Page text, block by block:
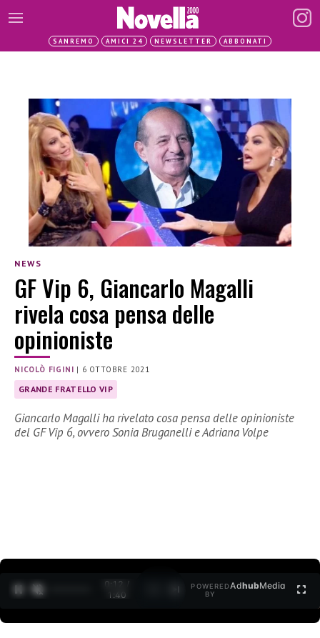
SANREMO AMICI 24 NEWSLETTER ABBONATI
NEWS
GF Vip 6, Giancarlo Magalli
rivela cosa pensa delle
opinioniste
NICOLÒ FIGINI | 6 OTTOBRE 2021
GRANDE FRATELLO VIP
Giancarlo Magalli ha rivelato cosa pensa delle opinioniste
del GF Vip 6, ovvero Sonia Bruganelli e Adriana Volpe
0:12 /
1:40
POWERED
BY
AdhubMedia